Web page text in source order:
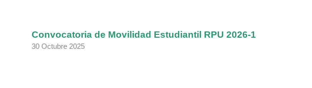
Convocatoria de Movilidad Estudiantil RPU 2026-1
30 Octubre 2025